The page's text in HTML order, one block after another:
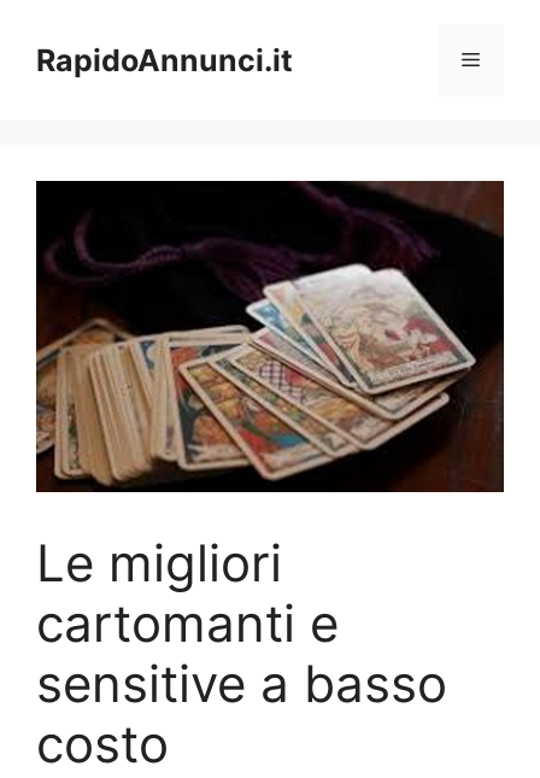
contenuto
RapidoAnnunci.it Menu
Le migliori
cartomanti e
sensitive a basso
costo